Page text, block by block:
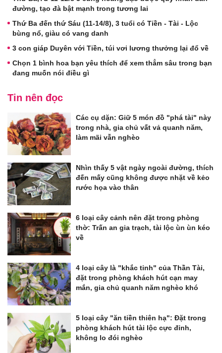
đường, tạo đà bật mạnh trong tương lai
Thứ Ba đến thứ Sáu (11-14/8), 3 tuổi có Tiền - Tài - Lộc
bùng nổ, giàu có vang danh
3 con giáp Duyên với Tiền, túi vơi lương thưởng lại đổ về
Chọn 1 bình hoa bạn yêu thích để xem thẳm sâu trong bạn
đang muốn nói điều gì
Tin nên đọc
Các cụ dặn: Giữ 5 món đồ "phá tài" này
trong nhà, gia chủ vất vả quanh năm,
làm mãi vẫn nghèo
Nhìn thấy 5 vật ngày ngoài đường, thích
đến mấy cũng không được nhặt về kẻo
rước họa vào thân
6 loại cây cảnh nên đặt trong phòng
thờ: Trấn an gia trạch, tài lộc ùn ùn kéo
về
4 loại cây là "khắc tinh" của Thần Tài,
đặt trong phòng khách hút cạn may
mắn, gia chủ quanh năm nghèo khó
5 loại cây "ăn tiền thiên hạ": Đặt trong
phòng khách hút tài lộc cực đỉnh,
không lo đói nghèo